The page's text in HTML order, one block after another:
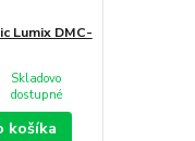
Lumix DMC-
Skladovo
dostupné
košíka